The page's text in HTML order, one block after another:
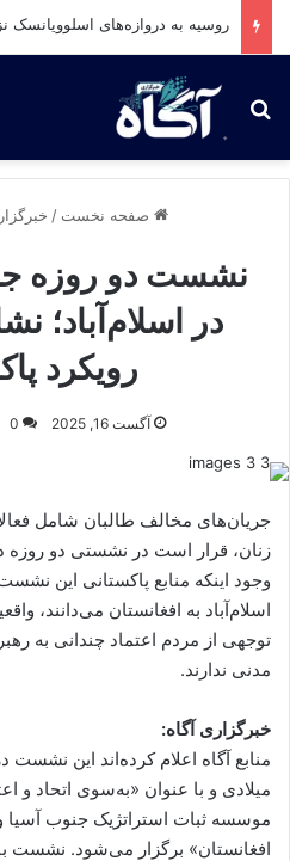
برای جستجو
صفحه نخست /
نشست دو روزه
در اسلام‌آباد؛
رویکرد
آگست 16, 2025 0
جریان‌های مخالف طالبان شامل
زنان، قرار است در نشستی دو روزه در
وجود اینکه منابع پاکستانی این نشست
اسلام‌آباد به افغانستان می‌دانند،
توجهی از مردم اعتماد چندانی به
مدنی ندارند.
خبرگزاری آگاه:
میلادی و با عنوان «به‌سوی اتحاد و
موسسه ثبات استراتژیک جنوب آسیا
افغانستان» برگزار می‌شود. نشست